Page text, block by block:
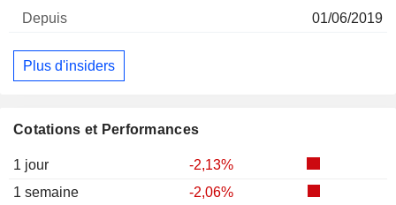
Cotations et Performances
1 jour
-2,13%
1 semaine
-2,06%
01/06/2019
Plus d'insiders